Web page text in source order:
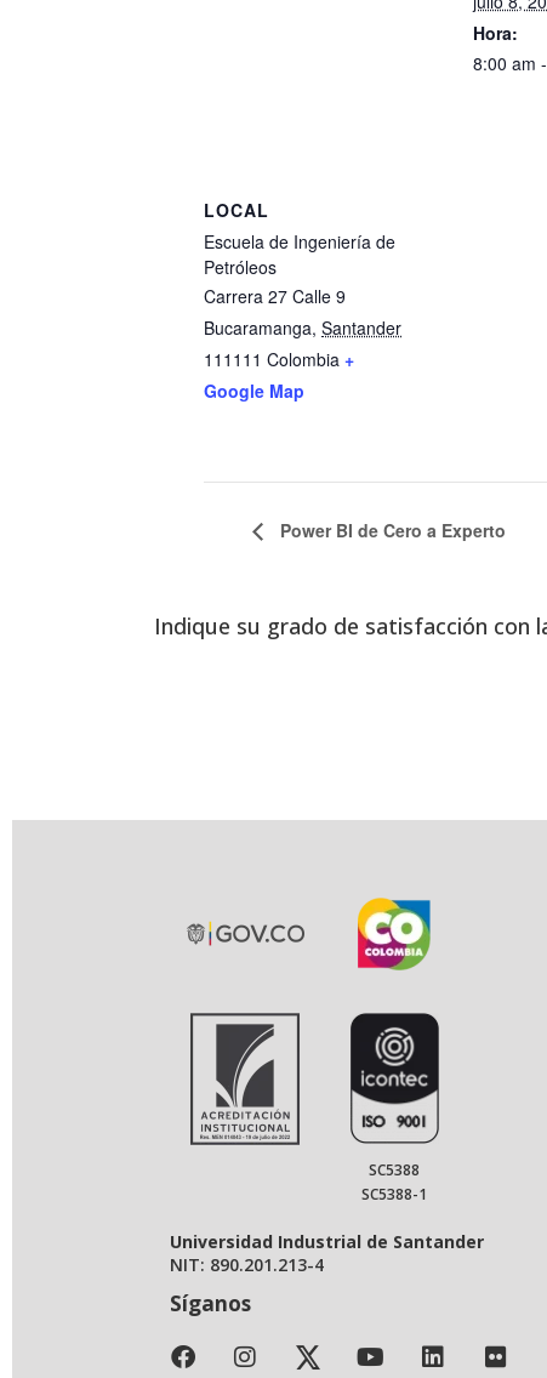
Hora:
8:00 am
LOCAL
Escuela de Ingeniería de
Petróleos
Carrera 27 Calle 9
Bucaramanga, Santander
111111 Colombia +
Google Map
Power BI de Cero a Experto
Indique su grado de satisfacción con